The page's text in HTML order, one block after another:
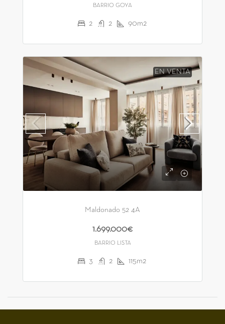
BARRIO GOYA
2 2 90m2
EN VENTA
Maldonado 52 4A
1.699.000€
BARRIO LISTA
3 2 115m2